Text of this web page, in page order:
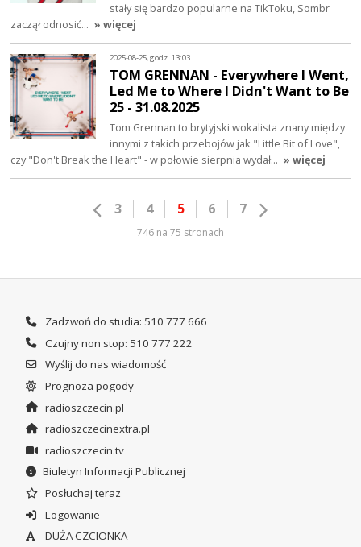
stały się bardzo popularne na TikToku, Sombr
zaczął odnosić… » więcej
2025-08-25, godz. 13:03
TOM GRENNAN - Everywhere I Went,
Led Me to Where I Didn't Want to Be
25 - 31.08.2025
Tom Grennan to brytyjski wokalista znany między
innymi z takich przebojów jak "Little Bit of Love",
czy "Don't Break the Heart" - w połowie sierpnia wydał… » więcej
3 4 5 6 7
746 na 75 stronach
Zadzwoń do studia: 510 777 666
Czujny non stop: 510 777 222
Wyślij do nas wiadomość
Prognoza pogody
radioszczecin.pl
radioszczecinextra.pl
radioszczecin.tv
Biuletyn Informacji Publicznej
Posłuchaj teraz
Logowanie
DUŻA CZCIONKA